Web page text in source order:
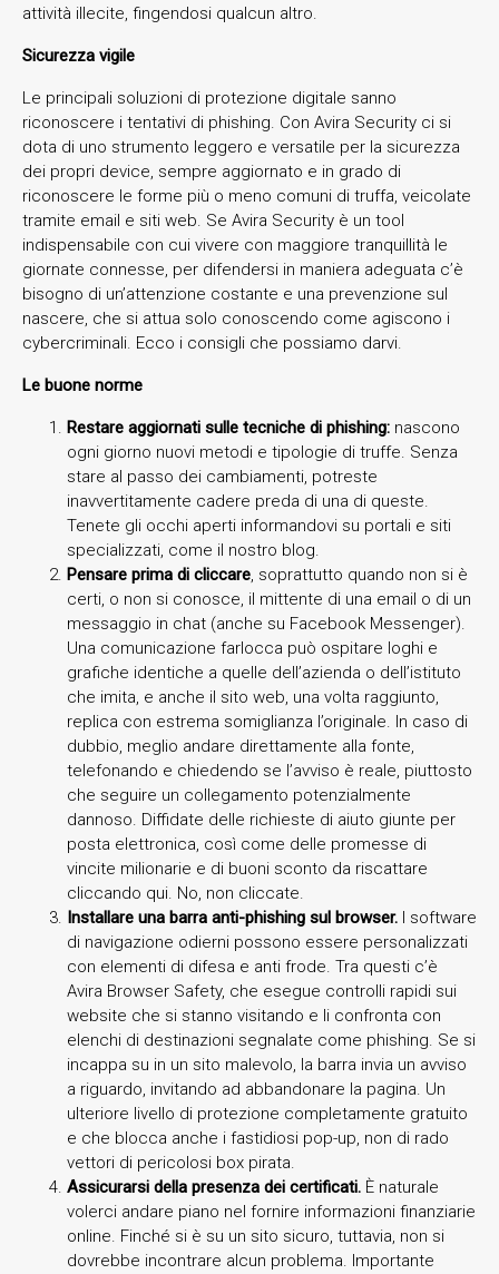
attività illecite, fingendosi qualcun altro.
Sicurezza vigile
Le principali soluzioni di protezione digitale sanno
riconoscere i tentativi di phishing. Con Avira Security ci si
dota di uno strumento leggero e versatile per la sicurezza
dei propri device, sempre aggiornato e in grado di
riconoscere le forme più o meno comuni di truffa, veicolate
tramite email e siti web. Se Avira Security è un tool
indispensabile con cui vivere con maggiore tranquillità le
giornate connesse, per difendersi in maniera adeguata c’è
bisogno di un’attenzione costante e una prevenzione sul
nascere, che si attua solo conoscendo come agiscono i
cybercriminali. Ecco i consigli che possiamo darvi.
Le buone norme
Restare aggiornati sulle tecniche di phishing: nascono
ogni giorno nuovi metodi e tipologie di truffe. Senza
stare al passo dei cambiamenti, potreste
inavvertitamente cadere preda di una di queste.
Tenete gli occhi aperti informandovi su portali e siti
specializzati, come il nostro blog.
Pensare prima di cliccare, soprattutto quando non si è
certi, o non si conosce, il mittente di una email o di un
messaggio in chat (anche su Facebook Messenger).
Una comunicazione farlocca può ospitare loghi e
grafiche identiche a quelle dell’azienda o dell’istituto
che imita, e anche il sito web, una volta raggiunto,
replica con estrema somiglianza l’originale. In caso di
dubbio, meglio andare direttamente alla fonte,
telefonando e chiedendo se l’avviso è reale, piuttosto
che seguire un collegamento potenzialmente
dannoso. Diffidate delle richieste di aiuto giunte per
posta elettronica, così come delle promesse di
vincite milionarie e di buoni sconto da riscattare
cliccando qui. No, non cliccate.
Installare una barra anti-phishing sul browser. I software
di navigazione odierni possono essere personalizzati
con elementi di difesa e anti frode. Tra questi c’è
Avira Browser Safety, che esegue controlli rapidi sui
website che si stanno visitando e li confronta con
elenchi di destinazioni segnalate come phishing. Se si
incappa su in un sito malevolo, la barra invia un avviso
a riguardo, invitando ad abbandonare la pagina. Un
ulteriore livello di protezione completamente gratuito
e che blocca anche i fastidiosi pop-up, non di rado
vettori di pericolosi box pirata.
Assicurarsi della presenza dei certificati. È naturale
volerci andare piano nel fornire informazioni finanziarie
online. Finché si è su un sito sicuro, tuttavia, non si
dovrebbe incontrare alcun problema. Importante